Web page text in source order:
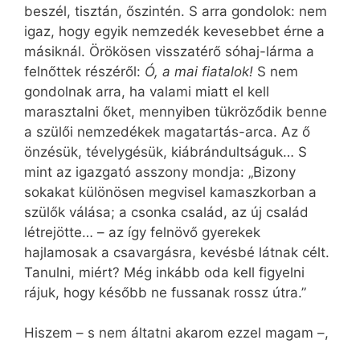
beszél, tisztán, őszintén. S arra gondolok: nem
igaz, hogy egyik nemzedék kevesebbet érne a
másiknál. Örökösen visszatérő sóhaj-lárma a
felnőttek részéről: Ó, a mai fiatalok! S nem
gondolnak arra, ha valami miatt el kell
marasztalni őket, mennyiben tükröződik benne
a szülői nemzedékek magatartás-arca. Az ő
önzésük, tévelygésük, kiábrándultságuk… S
mint az igazgató asszony mondja: „Bizony
sokakat különösen megvisel kamaszkorban a
szülők válása; a csonka család, az új család
létrejötte… – az így felnövő gyerekek
hajlamosak a csavargásra, kevésbé látnak célt.
Tanulni, miért? Még inkább oda kell figyelni
rájuk, hogy később ne fussanak rossz útra.”
Hiszem – s nem áltatni akarom ezzel magam –,